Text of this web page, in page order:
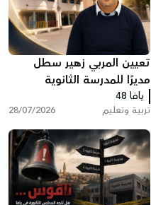
تعيين المربي زهير سطل
مديرًا للمدرسة الثانوية
الشاملة في يافا
يافا 48
تربية وتعليم 28/07/2026